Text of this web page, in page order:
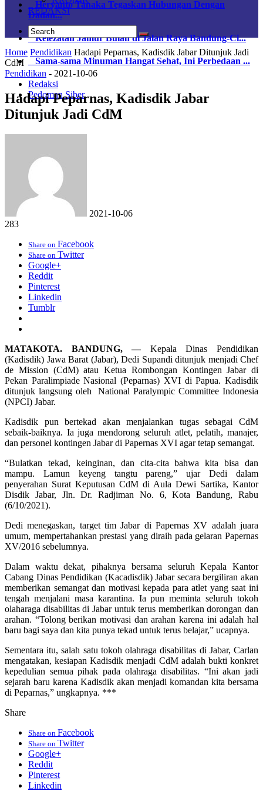
Heryanto Tanaka Tegaskan Hubungan Dengan
Dadan...
Kelezatan Jamur Bulan di Jalan Raya Bandung-Ci...
Sama-sama Minuman Hangat Sehat, Ini Perbedaan ...
Redaksi
Pedoman Siber
REDAKSI
Home Pendidikan Hadapi Peparnas, Kadisdik Jabar Ditunjuk Jadi
CdM
Pendidikan - 2021-10-06
Hadapi Peparnas, Kadisdik Jabar
Ditunjuk Jadi CdM
2021-10-06
283
Share on Facebook
Share on Twitter
Google+
Reddit
Pinterest
Linkedin
Tumblr
MATAKOTA. BANDUNG, —Kepala Dinas Pendidikan
(Kadisdik) Jawa Barat (Jabar), Dedi Supandi ditunjuk menjadi Chef
de Mission (CdM) atau Ketua Rombongan Kontingen Jabar di
Pekan Paralimpiade Nasional (Peparnas) XVI di Papua. Kadisdik
ditunjuk langsung oleh National Paralympic Committee Indonesia
(NPCI) Jabar.
Kadisdik pun bertekad akan menjalankan tugas sebagai CdM
sebaik-baiknya. Ia juga mendorong seluruh atlet, pelatih, manajer,
dan personel kontingen Jabar di Papernas XVI agar tetap semangat.
“Bulatkan tekad, keinginan, dan cita-cita bahwa kita bisa dan
mampu. Lamun keyeng tangtu pareng,” ujar Dedi dalam
penyerahan Surat Keputusan CdM di Aula Dewi Sartika, Kantor
Disdik Jabar, Jln. Dr. Radjiman No. 6, Kota Bandung, Rabu
(6/10/2021).
Dedi menegaskan, target tim Jabar di Papernas XV adalah juara
umum, mempertahankan prestasi yang diraih pada gelaran Papernas
XV/2016 sebelumnya.
Dalam waktu dekat, pihaknya bersama seluruh Kepala Kantor
Cabang Dinas Pendidikan (Kacadisdik) Jabar secara bergiliran akan
memberikan semangat dan motivasi kepada para atlet yang saat ini
tengah menjalani masa karantina. Ia pun meminta seluruh tokoh
olaharaga disabilitas di Jabar untuk terus memberikan dorongan dan
arahan. “Tolong berikan motivasi dan arahan karena ini adalah hal
baru bagi saya dan kita punya tekad untuk terus belajar,” ucapnya.
Sementara itu, salah satu tokoh olahraga disabilitas di Jabar, Carlan
mengatakan, kesiapan Kadisdik menjadi CdM adalah bukti konkret
kepedulian semua pihak pada olahraga disabilitas. “Ini akan jadi
sejarah baru karena Kadisdik akan menjadi komandan kita bersama
di Peparnas,” ungkapnya. ***
Share
Share on Facebook
Share on Twitter
Google+
Reddit
Pinterest
Linkedin